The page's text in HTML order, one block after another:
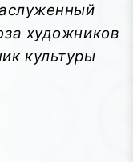
художников
культуры